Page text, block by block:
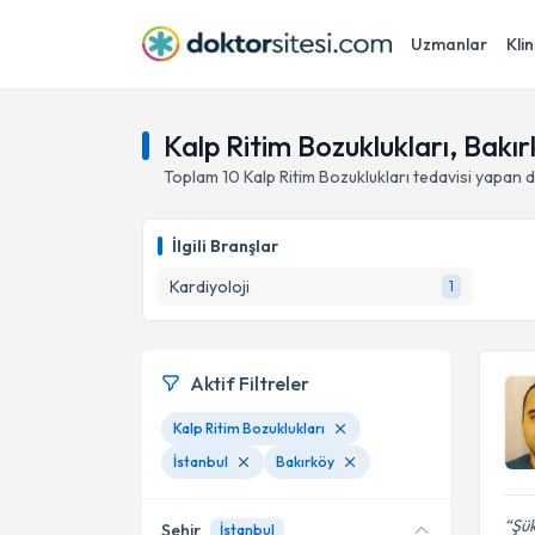
Uzmanlar
Kalp Ritim Bozuklukları,
Toplam 10 Kalp Ritim Bozuklukları tedavisi yapan
İlgili Branşlar
Kardiyoloji
1
Aktif Filtreler
Kalp Ritim Bozuklukları
İstanbul
Bakırköy
Şehir İstanbul